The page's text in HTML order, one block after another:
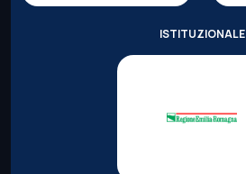
ISTITUZIONALE